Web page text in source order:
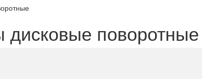
дисковые поворотные